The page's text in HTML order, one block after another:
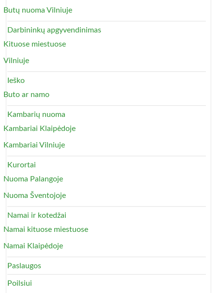
Butų nuoma Vilniuje
Darbininkų apgyvendinimas
Kituose miestuose
Vilniuje
Ieško
Buto ar namo
Kambarių nuoma
Kambariai Klaipėdoje
Kambariai Vilniuje
Kurortai
Nuoma Palangoje
Nuoma Šventojoje
Namai ir kotedžai
Namai kituose miestuose
Namai Klaipėdoje
Paslaugos
Poilsiui